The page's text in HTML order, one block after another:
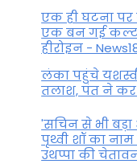
एक ही घटना पर
एक बन गई कल्ट,
हीरोइन -
लंका पहुंचे
तलाश, पंत ने कर
'सचिन से भी
पृथ्वी शॉ का
उथप्पा की